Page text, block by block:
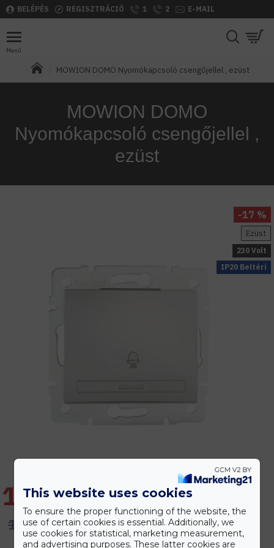
BELÉPÉS REGISZTRÁCIÓ 1 2 E-MAIL
MOWION DOMO Nyomókapcsoló csengőjellel , ezüst
MOWION DOMO
Nyomókapcsoló csengőjellel ,
ezüst
IP20 Beltéri
Ezüst
230 Volt
-17 %
1.643 Ft
1.971 Ft
This website uses cookies
To ensure the proper functioning of the website, the
use of certain cookies is essential. Additionally, we
use cookies for statistical, marketing measurement,
and advertising purposes. These latter cookies are